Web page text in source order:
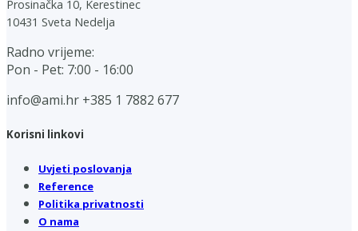
Prosinačka 10, Kerestinec
10431 Sveta Nedelja
Radno vrijeme:
Pon - Pet: 7:00 - 16:00
info@ami.hr +385 1 7882 677
Korisni linkovi
Uvjeti poslovanja
Reference
Politika privatnosti
O nama